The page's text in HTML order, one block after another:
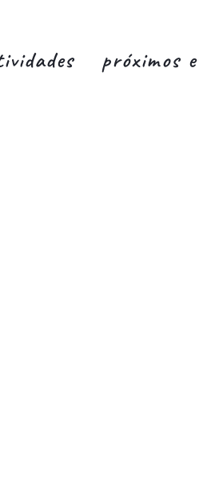
próximos